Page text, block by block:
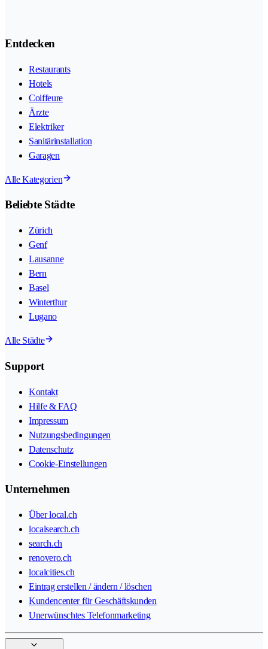
Entdecken
Restaurants
Hotels
Coiffeure
Ärzte
Elektriker
Sanitärinstallation
Garagen
Alle Kategorien
Beliebte Städte
Zürich
Genf
Lausanne
Bern
Basel
Winterthur
Lugano
Alle Städte
Support
Kontakt
Hilfe & FAQ
Impressum
Nutzungsbedingungen
Datenschutz
Cookie-Einstellungen
Unternehmen
Über local.ch
localsearch.ch
search.ch
renovero.ch
localcities.ch
Eintrag erstellen / ändern / löschen
Kundencenter für Geschäftskunden
Unerwünschtes Telefonmarketing